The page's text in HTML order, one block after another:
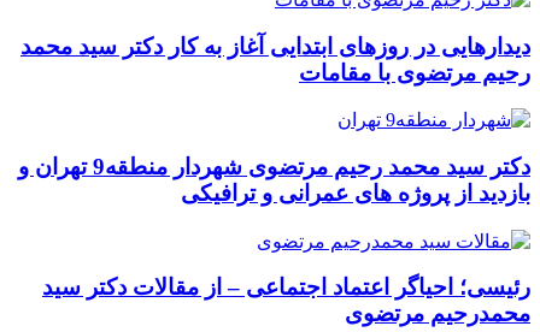
دیدارهایی در روزهای ابتدایی آغاز به کار دکتر سید محمد
رحیم مرتضوی با مقامات
دکتر سید محمد رحیم مرتضوی شهردار منطقه9 تهران و
بازدید از پروژه های عمرانی و ترافیکی
رئیسی؛ احیاگر اعتماد اجتماعی – از مقالات دکتر سید
محمدرحیم مرتضوی